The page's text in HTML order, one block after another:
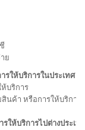
ย
ให้บริการในประเทศ
บริการ
นค้า หรือการให้บริการ
ให้บริการไปต่างประเทศ